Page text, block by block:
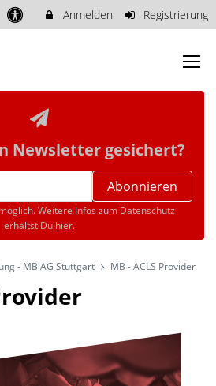
Anmelden Registrierung
Newsletter gesichert?
Abonnieren
Weitere Infos zum Datenschutz
erhältst Du hier.
- MB AG Stuttgart MB - ACLS Provider